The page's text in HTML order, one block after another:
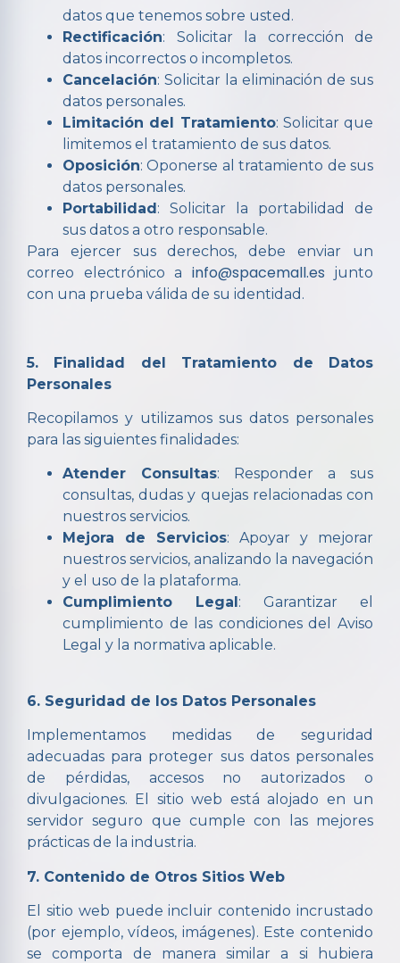
datos que tenemos sobre usted.
Rectificación: Solicitar la corrección de
datos incorrectos o incompletos.
Cancelación: Solicitar la eliminación de sus
datos personales.
Limitación del Tratamiento: Solicitar que
limitemos el tratamiento de sus datos.
Oposición: Oponerse al tratamiento de sus
datos personales.
Portabilidad: Solicitar la portabilidad de
sus datos a otro responsable.
Para ejercer sus derechos, debe enviar un
correo electrónico a info@spacemall.es junto
con una prueba válida de su identidad.
5. Finalidad del Tratamiento de Datos
Personales
Recopilamos y utilizamos sus datos personales
para las siguientes finalidades:
Atender Consultas: Responder a sus
consultas, dudas y quejas relacionadas con
nuestros servicios.
Mejora de Servicios: Apoyar y mejorar
nuestros servicios, analizando la navegación
y el uso de la plataforma.
Cumplimiento Legal : Garantizar el
cumplimiento de las condiciones del Aviso
Legal y la normativa aplicable.
6. Seguridad de los Datos Personales
Implementamos medidas de seguridad
adecuadas para proteger sus datos personales
de pérdidas, accesos no autorizados o
divulgaciones. El sitio web está alojado en un
servidor seguro que cumple con las mejores
prácticas de la industria.
7. Contenido de Otros Sitios Web
El sitio web puede incluir contenido incrustado
(por ejemplo, vídeos, imágenes). Este contenido
se comporta de manera similar a si hubiera